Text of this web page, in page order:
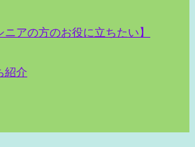
ニアの方のお役に立ちたい】
紹介